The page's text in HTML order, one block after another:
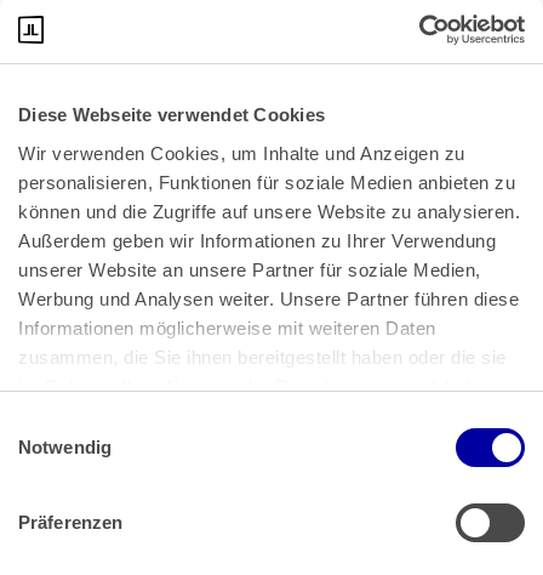
Diese Webseite verwendet Cookies
Wir verwenden Cookies, um Inhalte und Anzeigen zu
personalisieren, Funktionen für soziale Medien anbieten zu
können und die Zugriffe auf unsere Website zu analysieren.
Außerdem geben wir Informationen zu Ihrer Verwendung
unserer Website an unsere Partner für soziale Medien,
Werbung und Analysen weiter. Unsere Partner führen diese
Informationen möglicherweise mit weiteren Daten
zusammen, die Sie ihnen bereitgestellt haben oder die sie
im Rahmen Ihrer Nutzung der Dienste gesammelt haben.
Impressum
Notwendig
Präferenzen
Bundeskanzlerplatz 2
53113 Bonn
Pressemitteilungen|AGB
Impressum|Datenschutz